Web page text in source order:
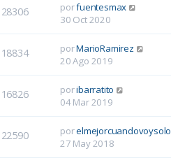
28306 porfuentesmax
30 Oct 2020
18834 porMarioRamirez
20 Ago 2019
16826 poribarratito
04 Mar 2019
22590 porelmejorcuandovoysolo
27 May 2018